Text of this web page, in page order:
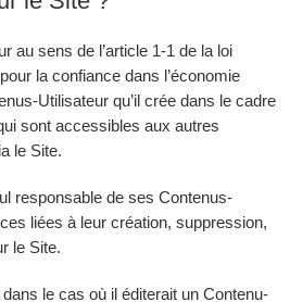
au sens de l’article 1-1 de la loi
la confiance dans l’économie
Utilisateur qu’il crée dans le cadre
sont accessibles aux autres
le Site.
responsable de ses Contenus-
liées à leur création, suppression,
le Site.
dans le cas où il éditerait un Contenu-